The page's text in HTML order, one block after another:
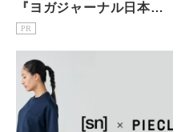
『ヨガジャーナル日本
版』予約購読のご案内
PR